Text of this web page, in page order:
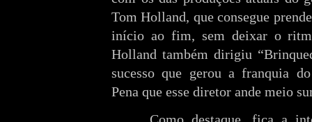
Tom Holland, que consegue
início ao fim, sem deixar o
Holland também dirigiu
sucesso que gerou a franquia
Pena que esse diretor ande meio